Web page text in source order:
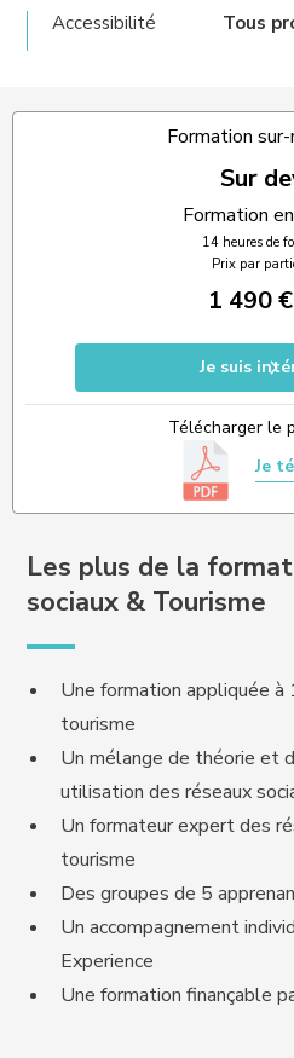
Accessibilité Tous
Formation
Sur
Formation
14 heures de
Prix par
1 490
Je suis
Télécharger le
Je
Les plus de la
sociaux & Tourisme
Une formation appliquée à
tourisme
Un mélange de théorie et
utilisation des réseaux
Un formateur expert des
tourisme
Des groupes de 5
Un accompagnement
Experience
Une formation finançable